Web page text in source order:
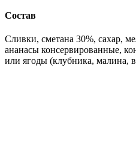
Состав
Сливки, сметана 30%, сахар,
ананасы консервированные,
или ягоды (клубника, малина,